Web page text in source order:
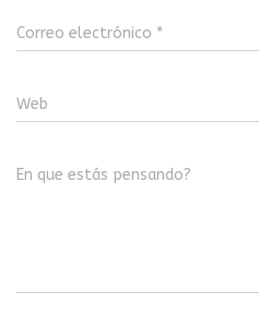
Correo electrónico *
Web
En que estás pensando?